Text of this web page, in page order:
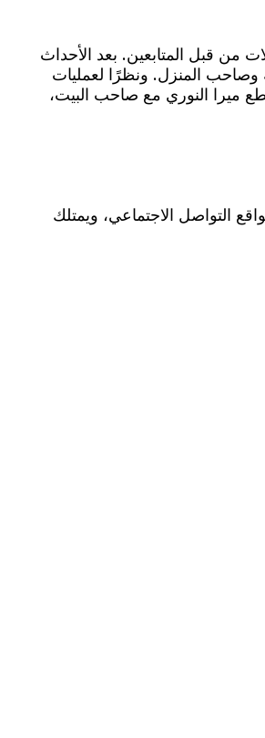
من قبل المتابعين. بعد الأحداث
وصاحب المنزل. ونظرًا لعمليات
ميرا النوري مع صاحب البيت،
التواصل الاجتماعي، ويمتلك